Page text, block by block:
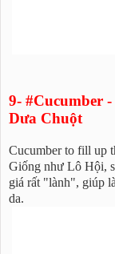
9- #Cucumber
Dưa Chuột
Cucumber to fill up
Giống như Lô Hội,
giá rất "lành", giúp
da.